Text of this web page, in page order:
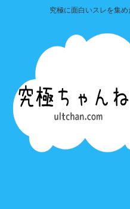
究極に面白いスレを集